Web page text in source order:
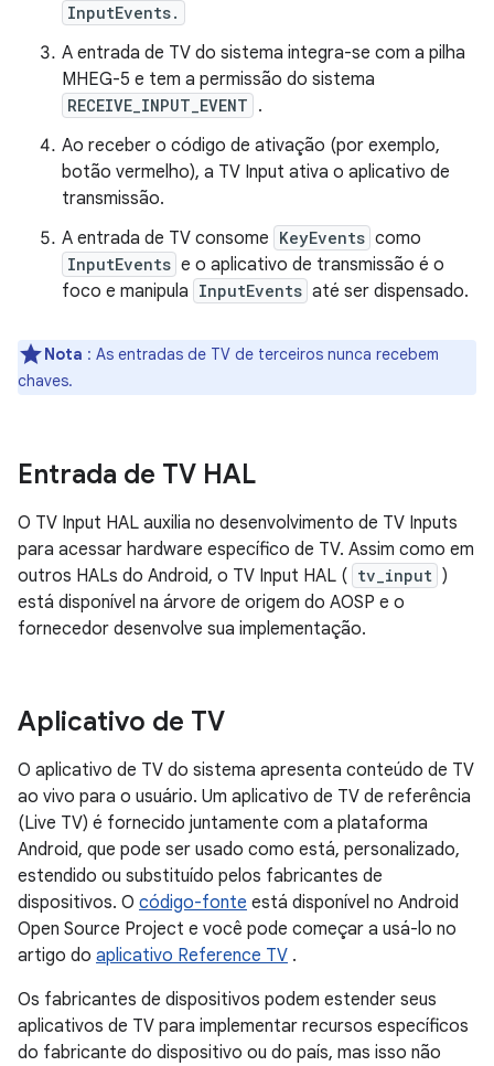
InputEvents.
A entrada de TV do sistema integra-se com a pilha
MHEG-5 e tem a permissão do sistema
RECEIVE_INPUT_EVENT .
Ao receber o código de ativação (por exemplo,
botão vermelho), a TV Input ativa o aplicativo de
transmissão.
A entrada de TV consome KeyEvents como
InputEvents e o aplicativo de transmissão é o
foco e manipula InputEvents até ser dispensado.
Nota : As entradas de TV de terceiros nunca recebem
chaves.
Entrada de TV HAL
O TV Input HAL auxilia no desenvolvimento de TV Inputs
para acessar hardware específico de TV. Assim como em
outros HALs do Android, o TV Input HAL ( tv_input )
está disponível na árvore de origem do AOSP e o
fornecedor desenvolve sua implementação.
Aplicativo de TV
O aplicativo de TV do sistema apresenta conteúdo de TV
ao vivo para o usuário. Um aplicativo de TV de referência
(Live TV) é fornecido juntamente com a plataforma
Android, que pode ser usado como está, personalizado,
estendido ou substituído pelos fabricantes de
dispositivos. O código-fonte está disponível no Android
Open Source Project e você pode começar a usá-lo no
artigo do aplicativo Reference TV .
Os fabricantes de dispositivos podem estender seus
aplicativos de TV para implementar recursos específicos
do fabricante do dispositivo ou do país, mas isso não